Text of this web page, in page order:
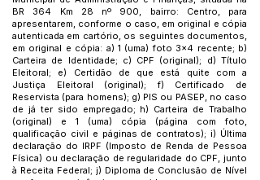
BR 364 Km 28 nº 900, bairro: Centro, para
apresentarem, conforme o caso, em original e cópia
autenticada em cartório, os seguintes documentos,
em original e cópia: a) 1 (uma) foto 3x4 recente; b)
Carteira de Identidade; c) CPF (original); d) Título
Eleitoral; e) Certidão de que está quite com a
Justiça Eleitoral (original); f) Certificado de
Reservista (para homens); g) PIS ou PASEP, no caso
de já ter sido empregado; h) Carteira de Trabalho
(original) e 1 (uma) cópia (página com foto,
qualificação civil e páginas de contratos); i) Última
declaração do IRPF (Imposto de Renda de Pessoa
Física) ou declaração de regularidade do CPF, junto
à Receita Federal; j) Diploma de Conclusão de Nível